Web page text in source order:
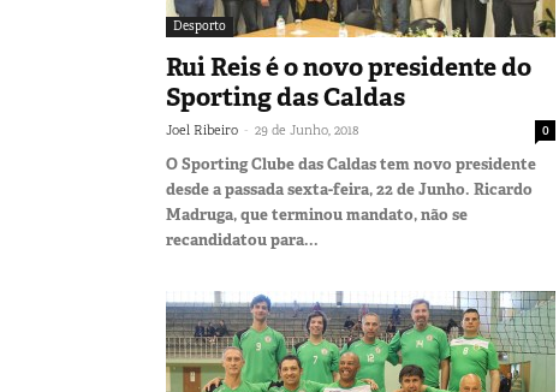
Desporto
Rui Reis é o novo presidente do
Sporting das Caldas
Joel Ribeiro - 29 de Junho, 2018 0
O Sporting Clube das Caldas tem novo presidente
desde a passada sexta-feira, 22 de Junho. Ricardo
Madruga, que terminou mandato, não se
recandidatou para...